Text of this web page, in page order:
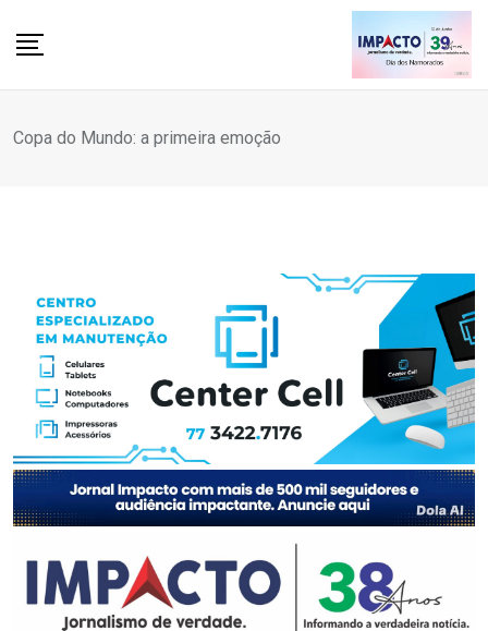
Copa do Mundo: a primeira emoção